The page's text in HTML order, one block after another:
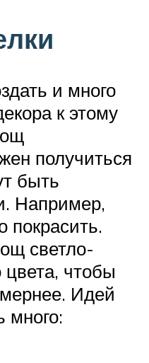
и много
к этому
получиться
быть
Например,
покрасить.
светло-
цвета, чтобы
Идей
много: